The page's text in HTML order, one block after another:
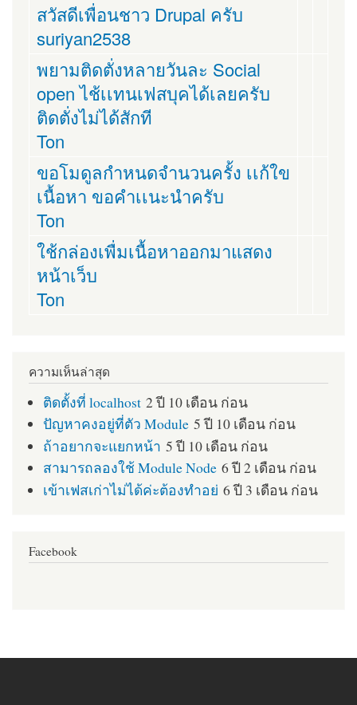
สวัสดีเพื่อนชาว Drupal ครับ
suriyan2538
พยามติดตั่งหลายวันละ Social
open ไช้เเทนเฟสบุคได้เลยครับ
ติดตั่งไม่ได้สักที
Ton
ขอโมดูลกำหนดจำนวนครั้ง เเก้ใข
เนื้อหา ขอคำเเนะนำครับ
Ton
ใช้กล่องเพื่มเนื้อหาออกมาแสดง
หน้าเว็บ
Ton
ความเห็นล่าสุด
ติดตั้งที่ localhost 2 ปี 10 เดือน ก่อน
ปัญหาคงอยู่ที่ตัว Module 5 ปี 10 เดือน ก่อน
ถ้าอยากจะแยกหน้า 5 ปี 10 เดือน ก่อน
สามารถลองใช้ Module Node 6 ปี 2 เดือน ก่อน
เข้าเฟสเก่าไม่ได้ค่ะต้องทำอย่ 6 ปี 3 เดือน ก่อน
Facebook